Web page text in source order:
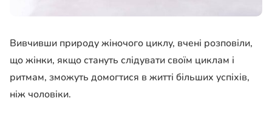
Вивчивши природу жіночого циклу, вчені розповіли,
що жінки, якщо стануть слідувати своїм циклам і
ритмам, зможуть домогтися в житті більших успіхів,
ніж чоловіки.